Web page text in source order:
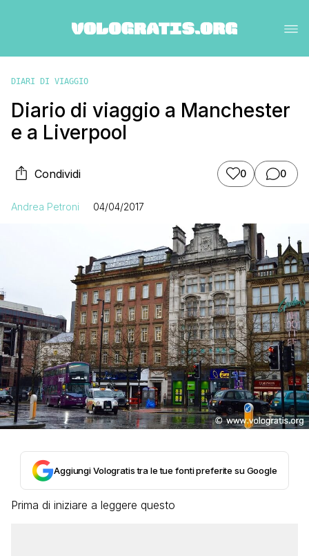
DIARI DI VIAGGIO
Diario di viaggio a Manchester
e a Liverpool
Condividi 0 0
Andrea Petroni 04/04/2017
Aggiungi Vologratis tra le tue fonti preferite su Google
Prima di iniziare a leggere questo